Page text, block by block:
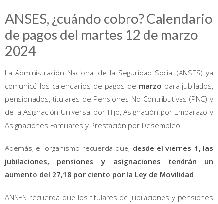
ANSES, ¿cuándo cobro? Calendario
de pagos del martes 12 de marzo
2024
La Administración Nacional de la Seguridad Social (ANSES) ya
comunicó los calendarios de pagos de marzo para jubilados,
pensionados, titulares de Pensiones No Contributivas (PNC) y
de la Asignación Universal por Hijo, Asignación por Embarazo y
Asignaciones Familiares y Prestación por Desempleo.
Además, el organismo recuerda que, desde el viernes 1, las
jubilaciones, pensiones y asignaciones tendrán un
aumento del 27,18 por ciento por la Ley de Movilidad
ANSES recuerda que los titulares de jubilaciones y pensiones